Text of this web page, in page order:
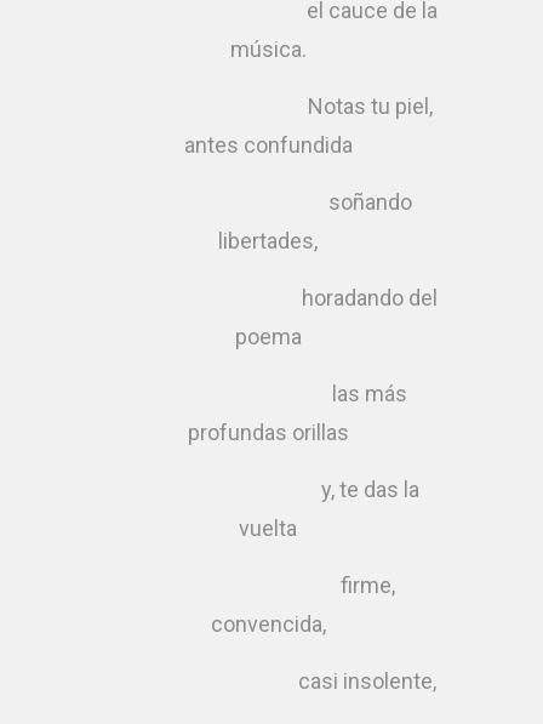
el cauce de la
música.
Notas tu piel,
antes confundida
soñando
libertades,
horadando del
poema
las más
profundas orillas
y, te das la
vuelta
firme,
convencida,
casi insolente,